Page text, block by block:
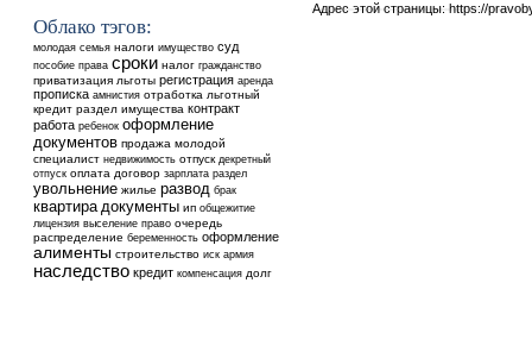
Облако тэгов:
молодая семья налоги имущество суд
пособие права сроки налог гражданство
приватизация льготы регистрация аренда
прописка амнистия отработка льготный
кредит раздел имущества контракт
работа ребенок оформление
документов продажа молодой
специалист недвижимость отпуск декретный
отпуск оплата договор зарплата раздел
увольнение жилье развод брак
квартира документы ип общежитие
лицензия выселение право очередь
распределение беременность оформление
алименты строительство иск армия
наследство кредит компенсация долг
Адрес этой страницы: https://